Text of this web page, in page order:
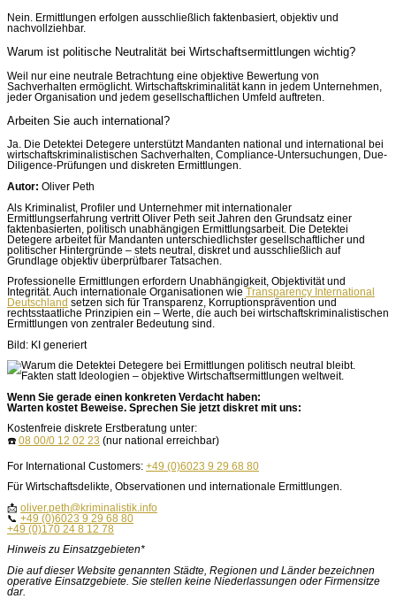
Nein. Ermittlungen erfolgen ausschließlich faktenbasiert, objektiv und
nachvollziehbar.
Warum ist politische Neutralität bei Wirtschaftsermittlungen wichtig?
Weil nur eine neutrale Betrachtung eine objektive Bewertung von
Sachverhalten ermöglicht. Wirtschaftskriminalität kann in jedem Unternehmen,
jeder Organisation und jedem gesellschaftlichen Umfeld auftreten.
Arbeiten Sie auch international?
Ja. Die Detektei Detegere unterstützt Mandanten national und international bei
wirtschaftskriminalistischen Sachverhalten, Compliance-Untersuchungen, Due-
Diligence-Prüfungen und diskreten Ermittlungen.
Autor: Oliver Peth
Als Kriminalist, Profiler und Unternehmer mit internationaler
Ermittlungserfahrung vertritt Oliver Peth seit Jahren den Grundsatz einer
faktenbasierten, politisch unabhängigen Ermittlungsarbeit. Die Detektei
Detegere arbeitet für Mandanten unterschiedlichster gesellschaftlicher und
politischer Hintergründe – stets neutral, diskret und ausschließlich auf
Grundlage objektiv überprüfbarer Tatsachen.
Professionelle Ermittlungen erfordern Unabhängigkeit, Objektivität und
Integrität. Auch internationale Organisationen wie Transparency International
Deutschland setzen sich für Transparenz, Korruptionsprävention und
rechtsstaatliche Prinzipien ein – Werte, die auch bei wirtschaftskriminalistischen
Ermittlungen von zentraler Bedeutung sind.
Bild: KI generiert
Wenn Sie gerade einen konkreten Verdacht haben:
Warten kostet Beweise. Sprechen Sie jetzt diskret mit uns:
Kostenfreie diskrete Erstberatung unter:
☎️ 08 00/0 12 02 23 (nur national erreichbar)
For International Customers: +49 (0)6023 9 29 68 80
Für Wirtschaftsdelikte, Observationen und internationale Ermittlungen.
📩 oliver.peth@kriminalistik.info
📞 +49 (0)6023 9 29 68 80
+49 (0)170 24 8 12 78
Hinweis zu Einsatzgebieten*
Die auf dieser Website genannten Städte, Regionen und Länder bezeichnen
operative Einsatzgebiete. Sie stellen keine Niederlassungen oder Firmensitze
dar.